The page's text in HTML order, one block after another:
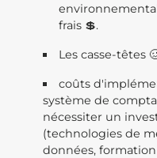
frais 💲.
Les casse-têtes
coûts
système de
nécessiter un
(technologies de
données,